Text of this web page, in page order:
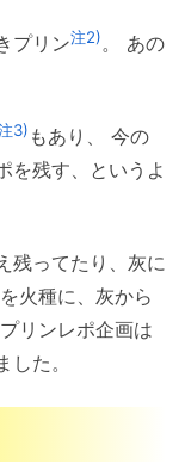
プリン注2)。 あの
3) もあり、 今の
を残す、というよ
残ってたり、灰に
火種に、灰から
リンレポ企画は
た。